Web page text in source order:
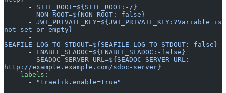
      -
SITE_ROOT=${SITE_ROOT:-/}
      -
NON_ROOT=${NON_ROOT:-false}
      -
JWT_PRIVATE_KEY=${JWT_PRIVATE_KEY:?Variable is
not set or empty}
SEAFILE_LOG_TO_STDOUT=${SEAFILE_LOG_TO_STDOUT:-false}
      -
ENABLE_SEADOC=${ENABLE_SEADOC:-false}
      -
SEADOC_SERVER_URL=${SEADOC_SERVER_URL:-
http://example.example.com/sdoc-server}
    labels
:
      -
"traefik.enable=true"